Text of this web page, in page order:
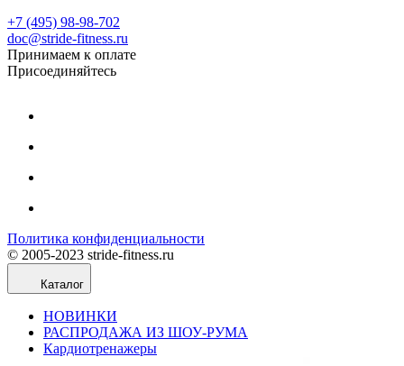
+7 (495) 98-98-702
doc@stride-fitness.ru
Принимаем к оплате
Присоединяйтесь
Политика конфиденциальности
© 2005-2023 stride-fitness.ru
Каталог
НОВИНКИ
РАСПРОДАЖА ИЗ ШОУ-РУМА
Кардиотренажеры